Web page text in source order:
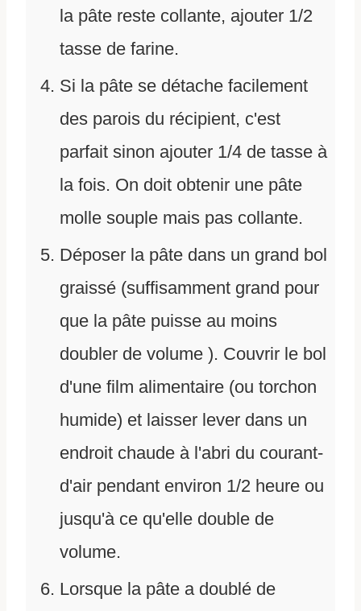
la pâte reste collante, ajouter 1/2
tasse de farine.
Si la pâte se détache facilement
des parois du récipient, c'est
parfait sinon ajouter 1/4 de tasse à
la fois. On doit obtenir une pâte
molle souple mais pas collante.
Déposer la pâte dans un grand bol
graissé (suffisamment grand pour
que la pâte puisse au moins
doubler de volume ). Couvrir le bol
d'une film alimentaire (ou torchon
humide) et laisser lever dans un
endroit chaude à l'abri du courant-
d'air pendant environ 1/2 heure ou
jusqu'à ce qu'elle double de
volume.
Lorsque la pâte a doublé de